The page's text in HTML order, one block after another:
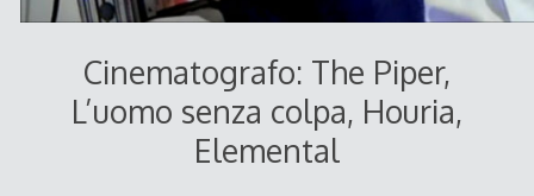
Cinematografo: The Piper,
L’uomo senza colpa, Houria,
Elemental